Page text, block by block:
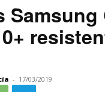
Samsung
- 17/03/2019